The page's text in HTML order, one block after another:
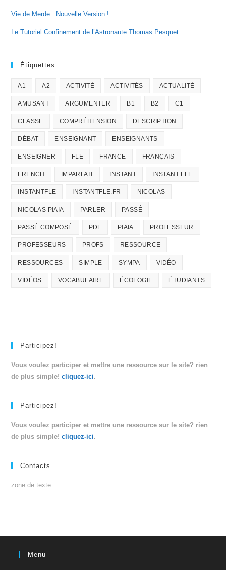
Vie de Merde : Nouvelle Version !
Le Tutoriel Confinement de l’Astronaute Thomas Pesquet
Étiquettes
A1 A2 ACTIVITÉ ACTIVITÉS ACTUALITÉ
AMUSANT ARGUMENTER B1 B2 C1
CLASSE COMPRÉHENSION DESCRIPTION
DÉBAT ENSEIGNANT ENSEIGNANTS
ENSEIGNER FLE FRANCE FRANÇAIS
FRENCH IMPARFAIT INSTANT INSTANT FLE
INSTANTFLE INSTANTFLE.FR NICOLAS
NICOLAS PIAIA PARLER PASSÉ
PASSÉ COMPOSÉ PDF PIAIA PROFESSEUR
PROFESSEURS PROFS RESSOURCE
RESSOURCES SIMPLE SYMPA VIDÉO
VIDÉOS VOCABULAIRE ÉCOLOGIE ÉTUDIANTS
Participez!
Vous voulez participer et mettre une ressource sur le site? rien
de plus simple!cliquez-ici.
Participez!
Vous voulez participer et mettre une ressource sur le site? rien
de plus simple!cliquez-ici.
Contacts
zone de texte
Menu